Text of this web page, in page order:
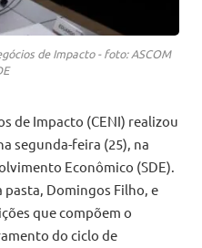
de Impacto - foto: ASCOM
de Impacto (CENI) realizou
segunda-feira (25), na
Econômico (SDE).
Domingos Filho, e
que compõem o
do ciclo de